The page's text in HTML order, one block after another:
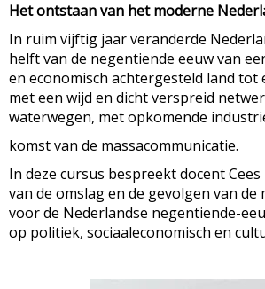
Het ontstaan van het moderne
In ruim vijftig jaar veranderde
helft van de negentiende eeuw van
en economisch achtergesteld land tot
met een wijd en dicht verspreid
waterwegen, met opkomende
komst van de massacommunicatie.
In deze cursus bespreekt docent
van de omslag en de gevolgen van
voor de Nederlandse negentiende-
op politiek, sociaaleconomisch en